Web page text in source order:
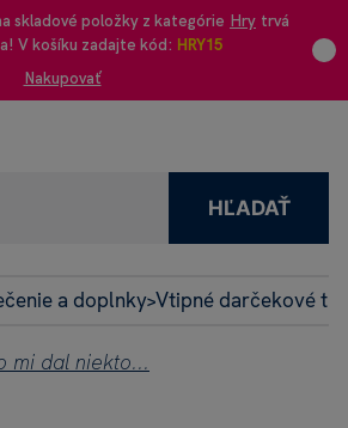
skladové položky z kategórie Hry trvá
V košíku zadajte kód: HRY15
Nakupovať
HĽADAŤ
a doplnky>Vtipné darčekové